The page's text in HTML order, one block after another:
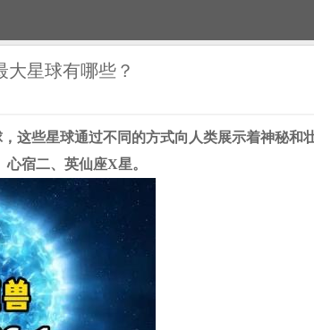
大星球有哪些？
这些星球通过不同的方式向人类展示着神秘和
宿二、英仙座X星。